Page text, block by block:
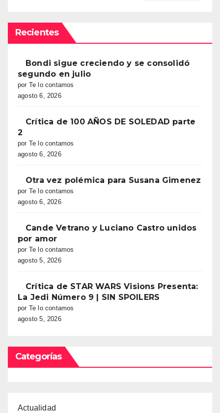
Recientes
Bondi sigue creciendo y se consolidó
segundo en julio
por Te lo contamos
agosto 6, 2026
Crítica de 100 AÑOS DE SOLEDAD parte
2
por Te lo contamos
agosto 6, 2026
Otra vez polémica para Susana Gimenez
por Te lo contamos
agosto 6, 2026
Cande Vetrano y Luciano Castro unidos
por amor
por Te lo contamos
agosto 5, 2026
Crítica de STAR WARS Visions Presenta:
La Jedi Número 9 | SIN SPOILERS
por Te lo contamos
agosto 5, 2026
Categorías
Actualidad